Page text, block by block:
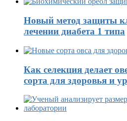
Новый метод защиты
лечении диабета 1 типа
Как селекция делает
сорта для здоровья и